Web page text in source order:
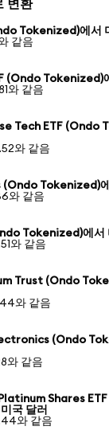
변환
Tokenized)에서
같음
(Ondo Tokenized)
와 같음
Tech ETF (Ondo
와 같음
Tokenized)에
와 같음
Tokenized)에서
와 같음
Trust (Ondo
와 같음
(Ondo
와 같음
Shares
국 달러
와 같음